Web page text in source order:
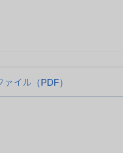
イル（PDF）